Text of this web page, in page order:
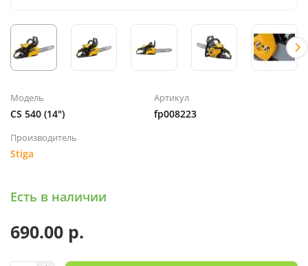
Модель
CS 540 (14")
Артикул
fp008223
Производитель
Stiga
Есть в наличии
690.00 р.